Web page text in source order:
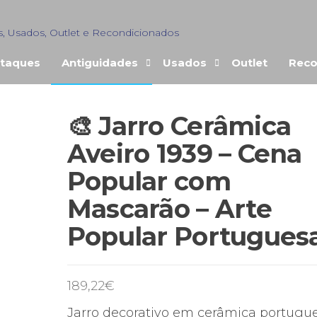
Usados, Outlet e Recondicionados
Antiguidades Usados Outlet
🎨 Jarro Cerâmica
Aveiro 1939 – Cena
Popular com
Mascarão – Arte
Popular
189,22€
Jarro decorativo em cerâmica